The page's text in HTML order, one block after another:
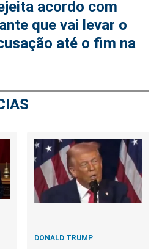
acordo com
que vai levar o
até o fim na
DONALD TRUMP